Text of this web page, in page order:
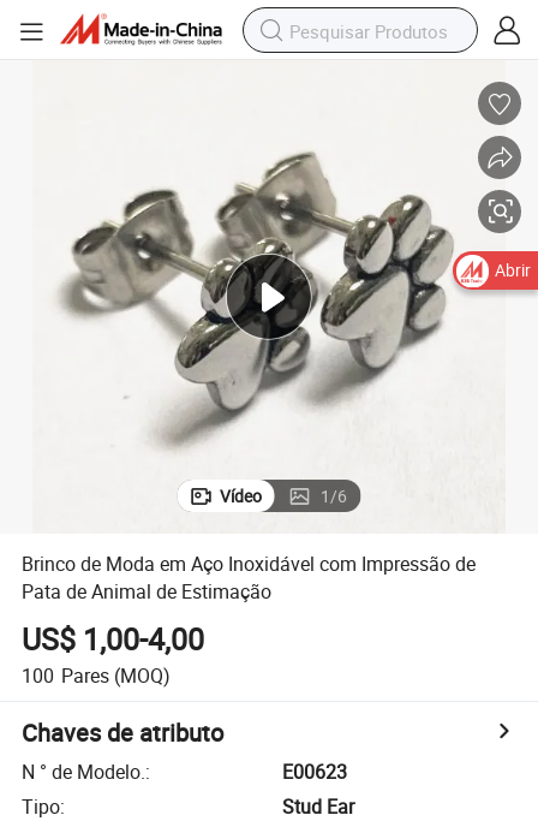
Vídeo 1/6
Brinco de Moda em Aço Inoxidável com Impressão de
Pata de Animal de Estimação
US$ 1,00-4,00
100 Pares (MOQ)
Chaves de atributo
N ° de Modelo.:
E00623
Tipo:
Stud Ear
Abrir